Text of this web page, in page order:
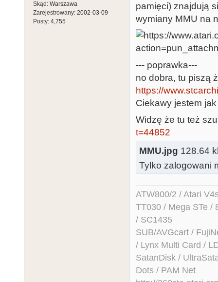
Skąd: Warszawa
Zarejestrowany: 2002-03-09
Posty: 4,755
pamięci) znajdują
wymiany MMU na
--- poprawka---
no dobra, tu piszą
https://
Ciekawy jestem jak
Widzę że tu też
t=44852
MMU.jpg 128.64
Tylko zalogowani
ATW800/2 / Atari
TT030 / Mega STe /
/ SC1435
SUB/AVGcart /
/ Lynx Multi Card /
SatanDisk /
Dots / PAM Net